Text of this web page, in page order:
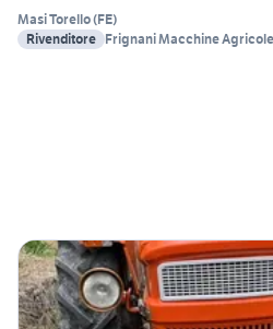
Masi Torello(FE)
Rivenditore Frignani Macchine Agricole